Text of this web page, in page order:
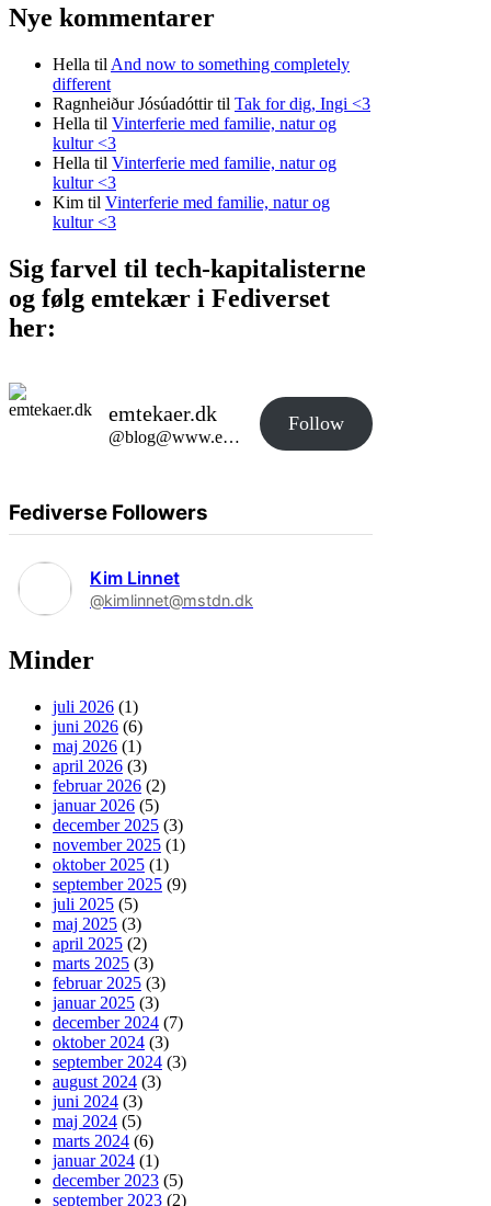
Nye kommentarer
Hella til And now to something completely
different
Ragnheiður Jósúadóttirtil Tak for dig, Ingi <3
Hella til Vinterferie med familie, natur og
kultur <3
Hella til Vinterferie med familie, natur og
kultur <3
Kim til Vinterferie med familie, natur og
kultur <3
Sig farvel til tech-kapitalisterne
og følg emtekær i Fediverset
her:
emtekaer.dk
@blog@www.emtekaer.dk
Follow
Fediverse Followers
Kim Linnet
@kimlinnet@mstdn.dk
Minder
juli 2026 (1)
juni 2026 (6)
maj 2026 (1)
april 2026 (3)
februar 2026 (2)
januar 2026 (5)
december 2025 (3)
november 2025 (1)
oktober 2025 (1)
september 2025 (9)
juli 2025 (5)
maj 2025 (3)
april 2025 (2)
marts 2025 (3)
februar 2025 (3)
januar 2025 (3)
december 2024 (7)
oktober 2024 (3)
september 2024 (3)
august 2024 (3)
juni 2024 (3)
maj 2024 (5)
marts 2024 (6)
januar 2024 (1)
december 2023 (5)
september 2023 (2)